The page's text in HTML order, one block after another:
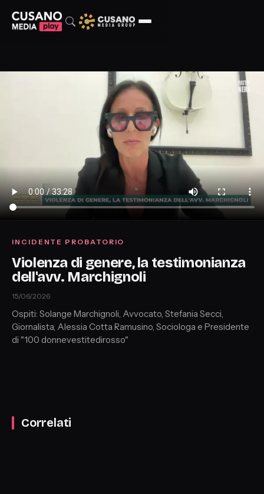
INCIDENTE PROBATORIO
Violenza di genere, la testimonianza
dell'avv. Marchignoli
15/06/2026
Ospiti: Solange Marchignoli, Avvocato, Stefania Secci,
Giornalista, Alessia Cotta Ramusino, Sociologa e Presidente
di "100 donnevestitedirosso"
Correlati